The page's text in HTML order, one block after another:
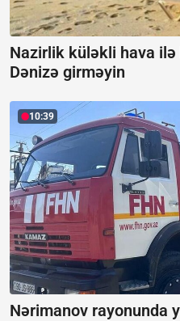
Nazirlik küləkli hava ilə
Dənizə girməyin
10:39
Nərimanov rayonunda